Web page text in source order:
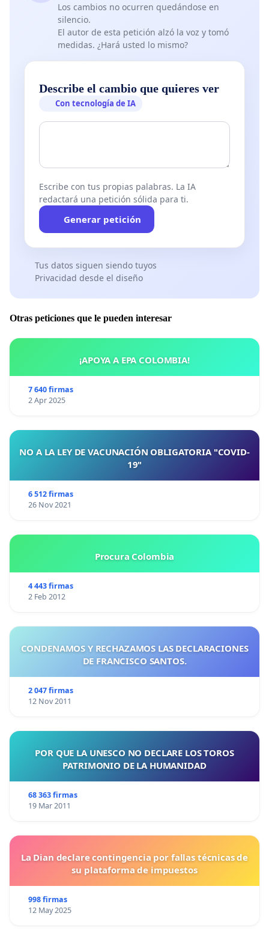
Los cambios no ocurren quedándose en
silencio.
El autor de esta petición alzó la voz y tomó
medidas. ¿Hará usted lo mismo?
Describe el cambio que quieres ver
Con tecnología de IA
Escribe con tus propias palabras. La IA
redactará una petición sólida para ti.
Generar petición
Tus datos siguen siendo tuyos
Privacidad desde el diseño
Otras peticiones que le pueden interesar
¡APOYA A EPA COLOMBIA!
7 640 firmas
2 Apr 2025
NO A LA LEY DE VACUNACIÓN OBLIGATORIA "COVID-
19"
6 512 firmas
26 Nov 2021
Procura Colombia
4 443 firmas
2 Feb 2012
CONDENAMOS Y RECHAZAMOS LAS DECLARACIONES
DE FRANCISCO SANTOS.
2 047 firmas
12 Nov 2011
POR QUE LA UNESCO NO DECLARE LOS TOROS
PATRIMONIO DE LA HUMANIDAD
68 363 firmas
19 Mar 2011
La Dian declare contingencia por fallas técnicas de
su plataforma de impuestos
998 firmas
12 May 2025